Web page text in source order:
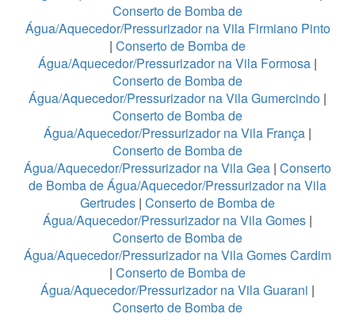
Conserto de Bomba de
Água/Aquecedor/Pressurizador na Vila Firmiano Pinto
| Conserto de Bomba de
Água/Aquecedor/Pressurizador na Vila Formosa |
Conserto de Bomba de
Água/Aquecedor/Pressurizador na Vila Gumercindo |
Conserto de Bomba de
Água/Aquecedor/Pressurizador na Vila França |
Conserto de Bomba de
Água/Aquecedor/Pressurizador na Vila Gea | Conserto
de Bomba de Água/Aquecedor/Pressurizador na Vila
Gertrudes | Conserto de Bomba de
Água/Aquecedor/Pressurizador na Vila Gomes |
Conserto de Bomba de
Água/Aquecedor/Pressurizador na Vila Gomes Cardim
| Conserto de Bomba de
Água/Aquecedor/Pressurizador na Vila Guarani |
Conserto de Bomba de